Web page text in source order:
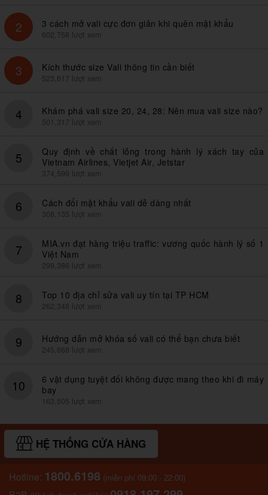
2 3 cách mở vali cực đơn giản khi quên mật khẩu
602,758 lượt xem
3 Kích thước size Vali thông tin cần biết
523,617 lượt xem
4 Khám phá vali size 20, 24, 28: Nên mua vali size nào?
501,317 lượt xem
5
Quy định về chất lỏng trong hành lý xách tay của
Vietnam Airlines, Vietjet Air, Jetstar
374,599 lượt xem
6 Cách đổi mật khẩu vali dễ dàng nhất
308,135 lượt xem
7
MIA.vn đạt hàng triệu traffic: vương quốc hành lý số 1
Việt Nam
299,386 lượt xem
8 Top 10 địa chỉ sửa vali uy tín tại TP HCM
262,348 lượt xem
9 Hướng dẫn mở khóa số vali có thể bạn chưa biết
245,668 lượt xem
10
6 vật dụng tuyệt đối không được mang theo khi đi máy
bay
163,505 lượt xem
HỆ THỐNG CỬA HÀNG
Hotline: 1800.6198 (miễn phí 09:00 - 22:00)